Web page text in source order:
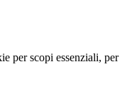
per scopi essenziali, per